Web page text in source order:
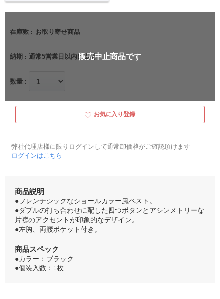
在庫数 お取り寄せ商品
納期 通常5営業日以内に出荷
数量
販売中止商品です
お気に入り登録
弊社代理店様に限りログインして通常卸価格がご確認頂けます
ログインはこちら
商品説明
●フレンチシックなショールカラー風ベスト。
●ダブルの打ち合わせに配した四つボタンとアシンメトリーな
片襟のアクセントが印象的なデザイン。
●左胸、両腰ポケット付き。
商品スペック
●カラー：ブラック
●個装入数：1枚